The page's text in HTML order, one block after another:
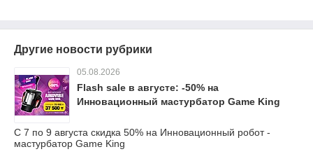
Другие новости рубрики
05.08.2026
Flash sale в августе: -50% на
Инновационный мастурбатор Game King
С 7 по 9 августа скидка 50% на Инновационный робот -
мастурбатор Game King